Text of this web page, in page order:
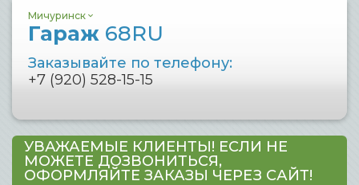
Мичуринск
Гараж 68RU
Заказывайте по телефону:
+7 (920) 528-15-15
УВАЖАЕМЫЕ КЛИЕНТЫ! ЕСЛИ НЕ
МОЖЕТЕ ДОЗВОНИТЬСЯ,
ОФОРМЛЯЙТЕ ЗАКАЗЫ ЧЕРЕЗ САЙТ!